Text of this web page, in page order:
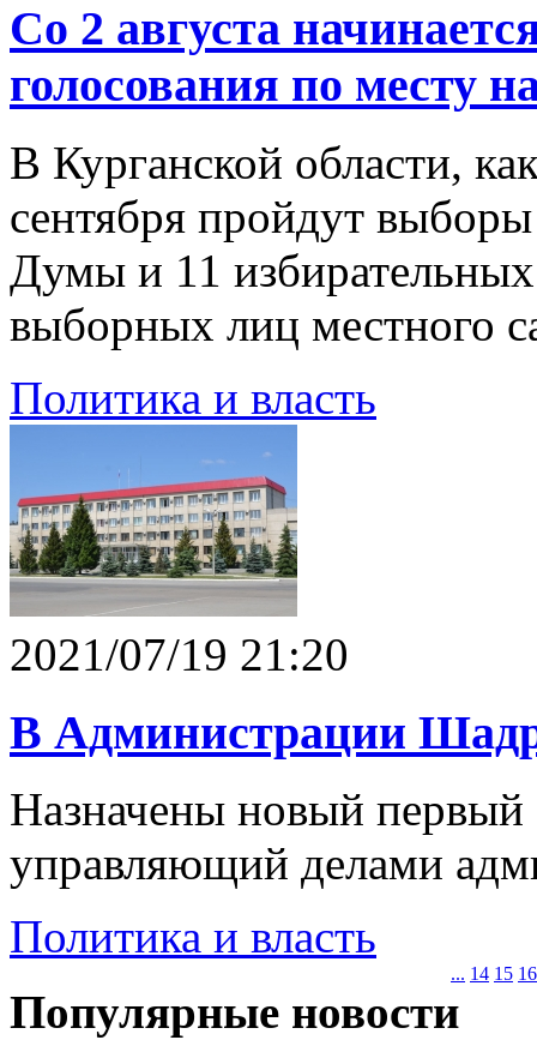
Со 2 августа
голосования по месту
В Курганской области,
сентября пройдут
Думы и 11
выборных лиц местного
Политика и власть
2021/07/19 21:20
В Администрации
Назначены новый первый
управляющий делами
Политика и власть
... 14 15 16
Популярные новости